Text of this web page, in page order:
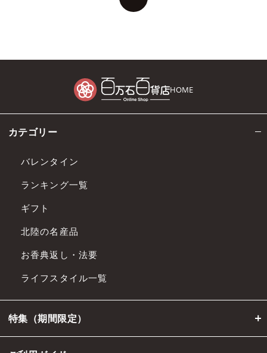
HOME
カテゴリー
バレンタイン
ランキング一覧
ギフト
北陸の名産品
お香典返し・法要
ライフスタイル一覧
特集（期間限定）